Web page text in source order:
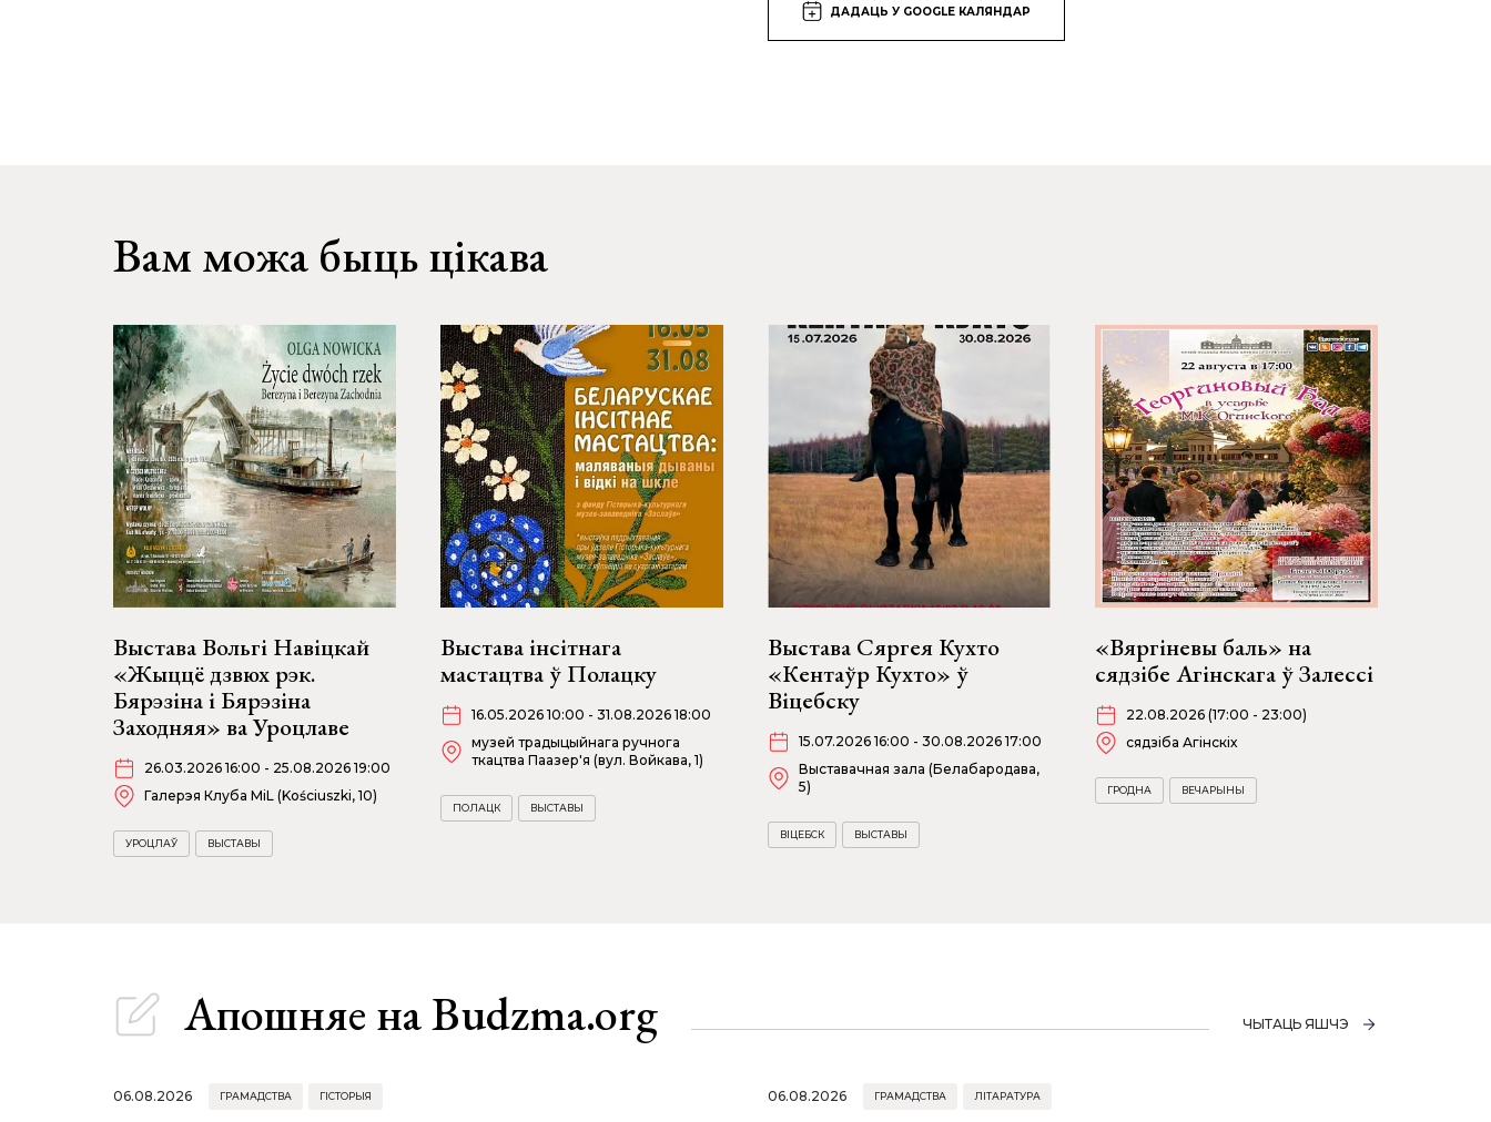
ДАДАЦЬ У GOOGLE КАЛЯНДАР
Вам можа быць цікава
Выстава Вольгі Навіцкай
«Жыццё дзвюх рэк.
Бярэзіна і Бярэзіна
Заходняя» ва Уроцлаве
26.03.2026 16:00 - 25.08.2026 19:00
Галерэя Клуба MiL (Kościuszki, 10)
УРОЦЛАЎ ВЫСТАВЫ
Выстава інсітнага
мастацтва ў Полацку
16.05.2026 10:00 - 31.08.2026 18:00
музей традыцыйнага ручнога
ткацтва Паазер'я (вул. Войкава, 1)
ПОЛАЦК ВЫСТАВЫ
Выстава Сяргея Кухто
«Кентаўр Кухто» ў
Віцебску
15.07.2026 16:00 - 30.08.2026 17:00
Выставачная зала (Белабародава,
5)
ВІЦЕБСК ВЫСТАВЫ
«Вяргіневы баль» на
сядзібе Агінскага ў Залессі
22.08.2026 (17:00 - 23:00)
сядзіба Агінскіх
ГРОДНА ВЕЧАРЫНЫ
Апошняе на Budzma.org ЧЫТАЦЬ ЯШЧЭ
06.08.2026 ГРАМАДСТВА ГІСТОРЫЯ 06.08.2026 ГРАМАДСТВА ЛІТАРАТУРА